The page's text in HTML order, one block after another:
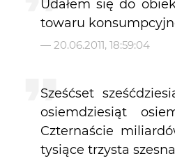
Udałem się do
towaru
— 20.06.2011, 18:59:04
Sześćset
osiemdziesiąt
Czternaście
tysiące trzysta